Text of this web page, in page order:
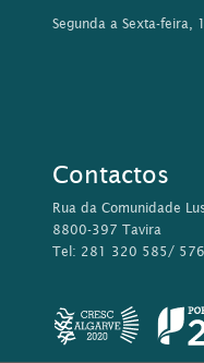
Segunda a Sexta-feira,
Contactos
Rua da Comunidade
8800-397 Tavira
Tel: 281 320 585/ 576